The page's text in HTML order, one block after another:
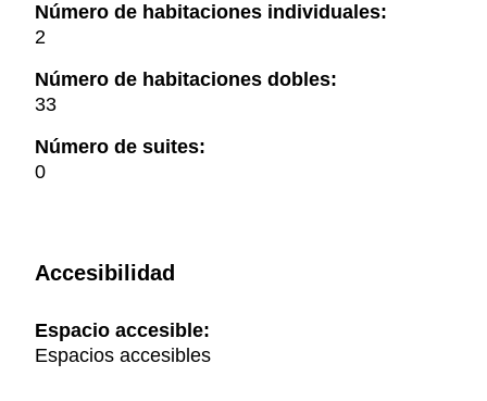
Número de habitaciones individuales:
2
Número de habitaciones dobles:
33
Número de suites:
0
Accesibilidad
Espacio accesible:
Espacios accesibles